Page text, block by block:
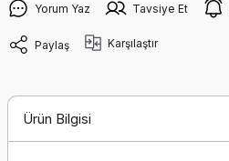
Yorum Yaz Tavsiye Et
Paylaş Karşılaştır
Ürün Bilgisi